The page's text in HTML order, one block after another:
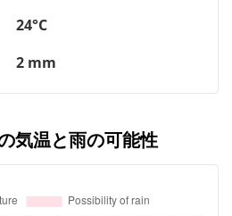
24°C
2 mm
気温と雨の可能性